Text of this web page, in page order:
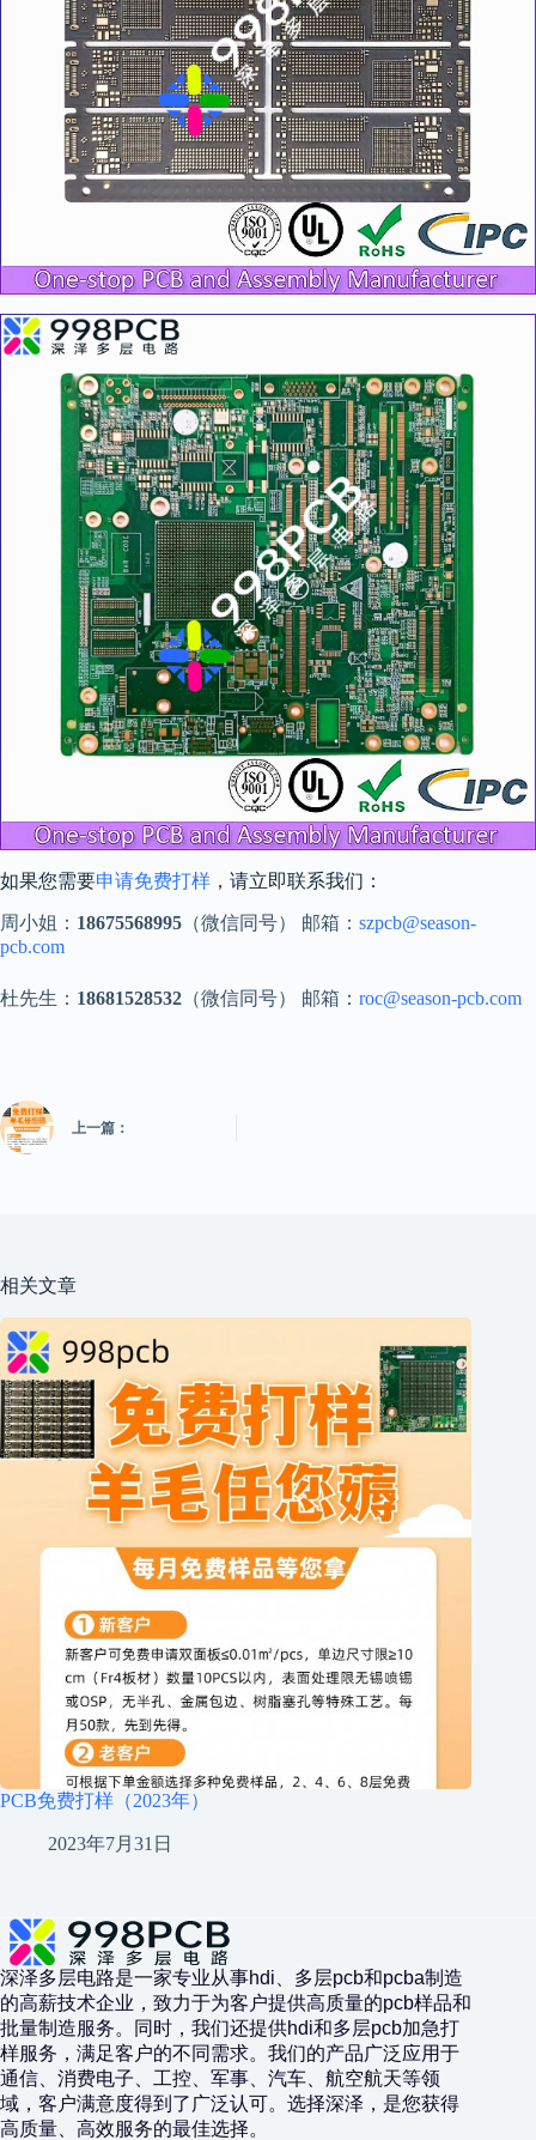
如果您需要申请免费打样 ，请立即联系我们：
周小姐： 18675568995 （微信同号） 邮箱： szpcb@season-
pcb.com
杜先生： 18681528532 （微信同号） 邮箱： roc@season-pcb.com
上一篇：
相关文章
PCB免费打样（2023年）
2023年7月31日
深泽多层电路是一家专业从事hdi、多层pcb和pcba制造
的高薪技术企业，致力于为客户提供高质量的pcb样品和
批量制造服务。同时，我们还提供hdi和多层pcb加急打
样服务，满足客户的不同需求。我们的产品广泛应用于
通信、消费电子、工控、军事、汽车、航空航天等领
域，客户满意度得到了广泛认可。选择深泽，是您获得
高质量、高效服务的最佳选择。